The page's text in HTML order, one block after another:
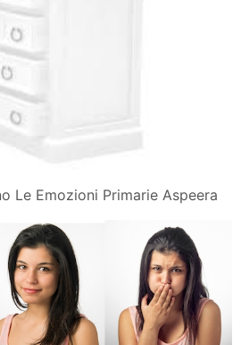
Le Emozioni Primarie Aspeera